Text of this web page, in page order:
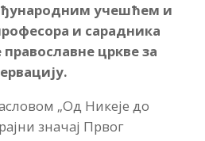
учешћем и
и сарадника
цркве за
„Од Никеје до
значај Првог